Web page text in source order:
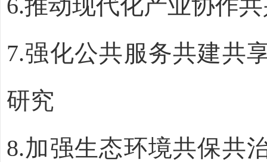
6.推动现代化产业协作
7.强化公共服务共建共
研究
8.加强生态环境共保共